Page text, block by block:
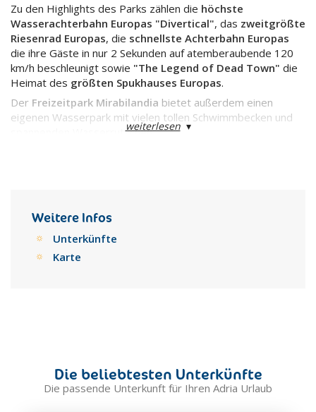
Zu den Highlights des Parks zählen die höchste
Wasserachterbahn Europas "Divertical", das zweitgrößte
Riesenrad Europas, die schnellste Achterbahn Europas
die ihre Gäste in nur 2 Sekunden auf atemberaubende 120
km/h beschleunigt sowie "The Legend of Dead Town" die
Heimat des größten Spukhauses Europas.
Der Freizeitpark Mirabilandia bietet außerdem einen
eigenen Wasserpark mit vielen tollen Schwimmbecken und
spannenden Wasserrutschen.weiterlesen▾
Weitere Infos
Unterkünfte
Karte
Die beliebtesten Unterkünfte
Die passende Unterkunft für Ihren Adria Urlaub